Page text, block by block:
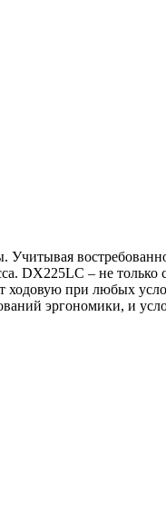
Учитывая
DX225LC – не только
ходовую при любых
эргономики, и